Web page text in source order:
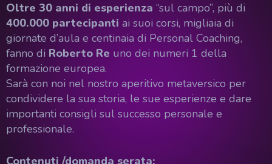
Oltre 30 anni di esperienza “sul campo”, più di
400.000 partecipanti ai suoi corsi, migliaia di
giornate d’aula e centinaia di Personal Coaching,
fanno di Roberto Re uno dei numeri 1 della
formazione europea.
Sarà con noi nel nostro aperitivo metaversico per
condividere la sua storia, le sue esperienze e dare
importanti consigli sul successo personale e
professionale.